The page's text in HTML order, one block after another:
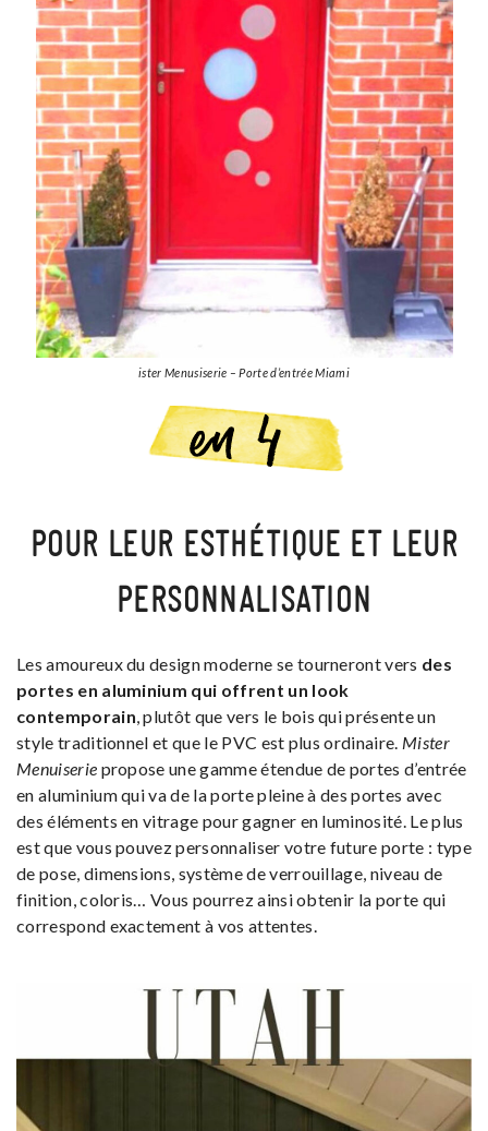
ister Menusiserie – Porte d’entrée Miami
POUR LEUR ESTHÉTIQUE ET LEUR
PERSONNALISATION
Les amoureux du design moderne se tourneront vers des
portes en aluminium qui offrent un look
contemporain, plutôt que vers le bois qui présente un
style traditionnel et que le PVC est plus ordinaire. Mister
Menuiserie propose une gamme étendue de portes d’entrée
en aluminium qui va de la porte pleine à des portes avec
des éléments en vitrage pour gagner en luminosité. Le plus
est que vous pouvez personnaliser votre future porte : type
de pose, dimensions, système de verrouillage, niveau de
finition, coloris… Vous pourrez ainsi obtenir la porte qui
correspond exactement à vos attentes.